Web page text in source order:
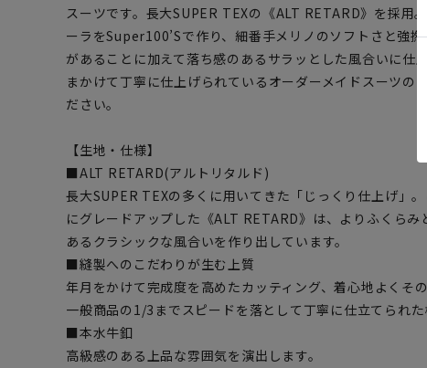
スーツです。長大SUPER TEXの《ALT RETARD》を採用
ーラをSuper100’Sで作り、細番手メリノのソフトさと強
があることに加えて落ち感のあるサラッとした風合いに仕
まかけて丁寧に仕上げられているオーダーメイドスーツの
ださい。
【生地・仕様】
■ALT RETARD(アルトリタルド)
長大SUPER TEXの多くに用いてきた「じっくり仕上げ」
にグレードアップした《ALT RETARD》は、よりふくらみ
あるクラシックな風合いを作り出しています。
■縫製へのこだわりが生む上質
年月をかけて完成度を高めたカッティング、着心地よくそ
一般商品の1/3までスピードを落として丁寧に仕立てられた
■本水牛釦
高級感のある上品な雰囲気を演出します。